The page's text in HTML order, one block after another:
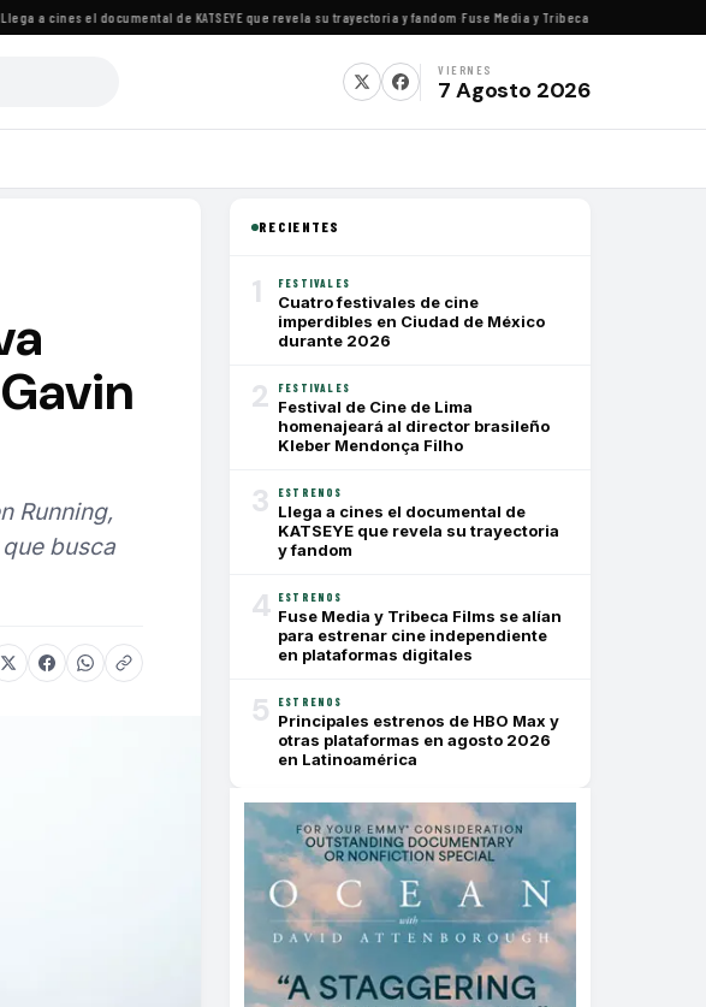
a cines el documental de KATSEYE que revela su trayectoria y fandom·Fuse Media y Tribeca Films se alían para
VIERNES
7 Agosto 2026
Running,
busca
RECIENTES
1 FESTIVALES
Cuatro festivales de cine
imperdibles en Ciudad de México
durante 2026
2 FESTIVALES
Festival de Cine de Lima
homenajeará al director brasileño
Kleber Mendonça Filho
3 ESTRENOS
Llega a cines el documental de
KATSEYE que revela su trayectoria
y fandom
4 ESTRENOS
Fuse Media y Tribeca Films se alían
para estrenar cine independiente
en plataformas digitales
5 ESTRENOS
Principales estrenos de HBO Max y
otras plataformas en agosto 2026
en Latinoamérica